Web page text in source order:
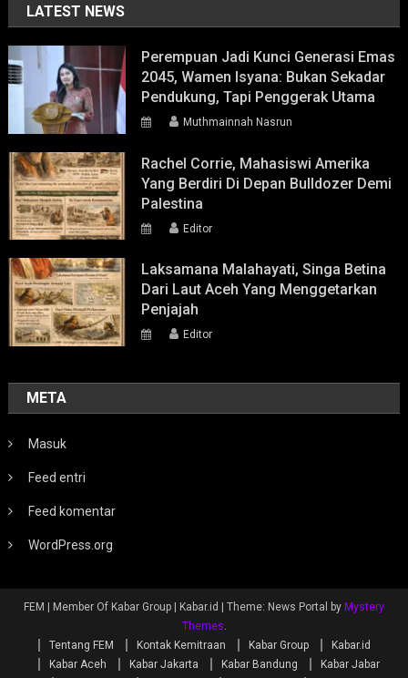
LATEST NEWS
Perempuan Jadi Kunci Generasi Emas
2045, Wamen Isyana: Bukan Sekadar
Pendukung, Tapi Penggerak Utama
Muthmainnah Nasrun
Rachel Corrie, Mahasiswi Amerika
Yang Berdiri Di Depan Bulldozer Demi
Palestina
Editor
Laksamana Malahayati, Singa Betina
Dari Laut Aceh Yang Menggetarkan
Penjajah
Editor
META
Masuk
Feed entri
Feed komentar
WordPress.org
FEM | Member Of Kabar Group | Kabar.id Theme: News Portal by Mystery
Themes.
Tentang FEM
Kontak Kemitraan Kabar Group
Kabar.id
Kabar Aceh
Kabar Jakarta Kabar Bandung
Kabar Jabar